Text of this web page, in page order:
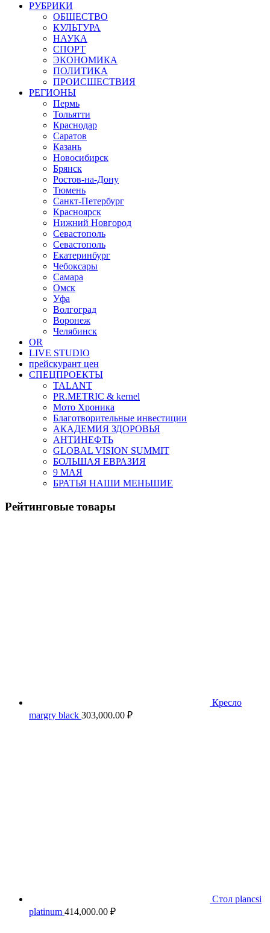
РУБРИКИ
ОБЩЕСТВО
КУЛЬТУРА
НАУКА
СПОРТ
ЭКОНОМИКА
ПОЛИТИКА
ПРОИСШЕСТВИЯ
РЕГИОНЫ
Пермь
Тольятти
Краснодар
Саратов
Казань
Новосибирск
Брянск
Ростов-на-Дону
Тюмень
Санкт-Петербург
Красноярск
Нижний Новгород
Севастополь
Севастополь
Екатеринбург
Чебоксары
Самара
Омск
Уфа
Волгоград
Воронеж
Челябинск
OR
LIVE STUDIO
прейскурант цен
СПЕЦПРОЕКТЫ
TALANT
PR.METRIC & kernel
Мото Хроника
Благотворительные инвестиции
АКАДЕМИЯ ЗДОРОВЬЯ
АНТИНЕФТЬ
GLOBAL VISION SUMMIT
БОЛЬШАЯ ЕВРАЗИЯ
9 МАЯ
БРАТЬЯ НАШИ МЕНЬШИЕ
Рейтинговые товары
Кресло
margry black 303,000.00 ₽
Стол plancsi
platinum 414,000.00 ₽